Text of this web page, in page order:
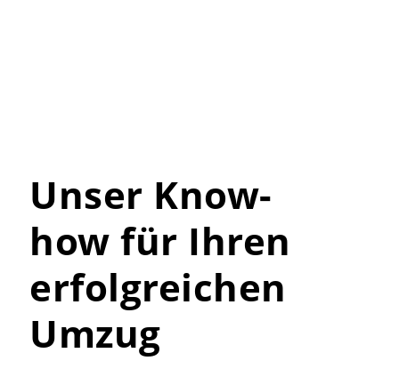
Unser Know-
how für Ihren
erfolgreichen
Umzug